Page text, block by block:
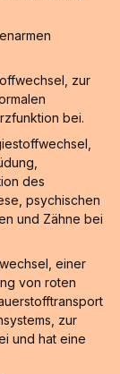
zur
bei.
des
psychischen
und Zähne bei
einer
von roten
zur
und hat eine